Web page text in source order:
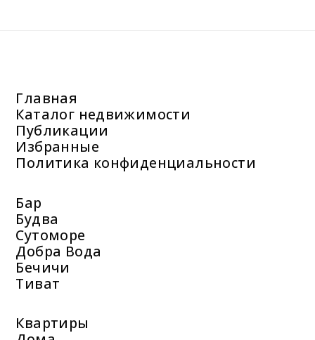
Главная
Каталог недвижимости
Публикации
Избранные
Политика конфиденциальности
Бар
Будва
Сутоморе
Добра Вода
Бечичи
Тиват
Квартиры